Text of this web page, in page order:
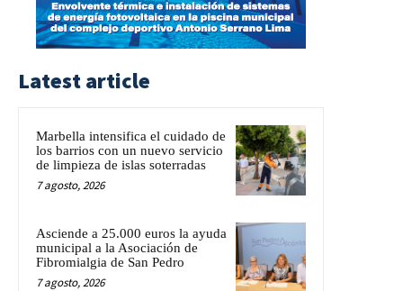
Latest article
Marbella intensifica el cuidado de
los barrios con un nuevo servicio
de limpieza de islas soterradas
7 agosto, 2026
Asciende a 25.000 euros la ayuda
municipal a la Asociación de
Fibromialgia de San Pedro
7 agosto, 2026